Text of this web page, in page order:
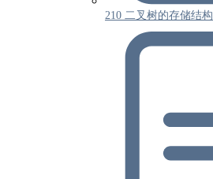
210 二叉树的存储结构